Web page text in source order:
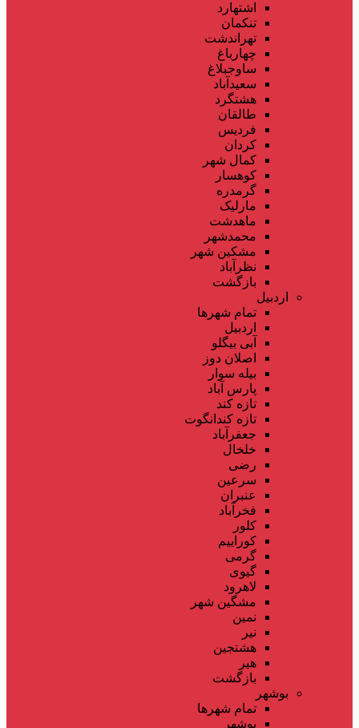
اشتهارد
تنکمان
تهراندشت
چهارباغ
ساوجبلاغ
سعیدآباد
هشتگرد
طالقان
فردیس
کردان
کمال شهر
کوهسار
گرمدره
مارلیک
ماهدشت
محمدشهر
مشکین شهر
نظرآباد
بازگشت
اردبیل
تمام شهر‌ها
اردبیل
آبی بیگلو
اصلان دوز
بیله سوار
پارس آباد
تازه کند
تازه کندانگوت
جعفرآباد
خلخال
رضی
سرعین
عنبران
فخرآباد
کلور
کوراییم
گرمی
گیوی
لاهرود
مشگین شهر
نمین
نیر
هشتجین
هیر
بازگشت
بوشهر
تمام شهر‌ها
بوشهر